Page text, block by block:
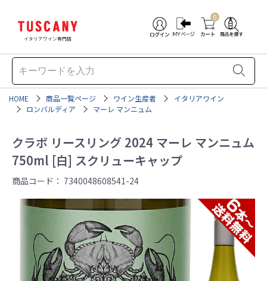
イタリアワイン専門店
0
HOME 商品一覧ページ ワイン生産者
イタリアワイン
ロンバルディア
マーレ マンニュム
クラボ リースリング 2024 マーレ マンニュム
750ml [白] スクリューキャップ
商品コード： 7340048608541-24